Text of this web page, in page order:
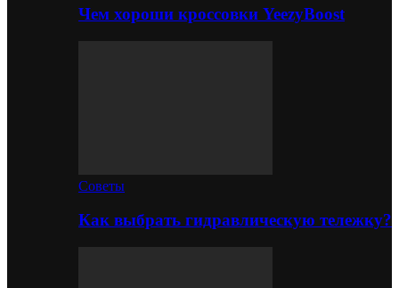
Чем хороши кроссовки YeezyBoost
Советы
Как выбрать гидравлическую тележку?